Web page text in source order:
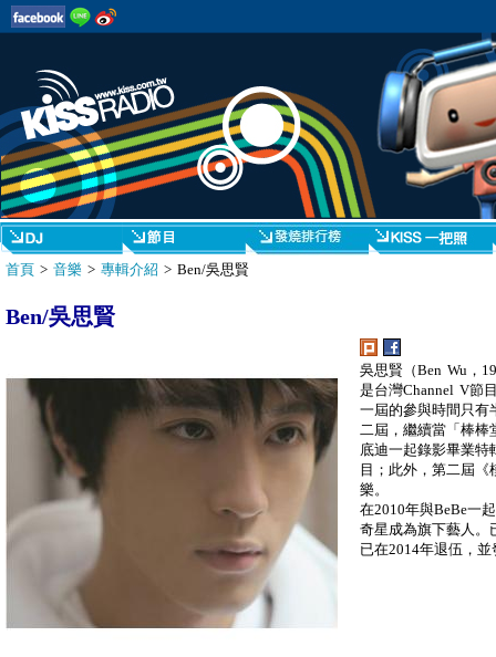
首頁 > 音樂 > 專輯介紹 > Ben/吳思賢
Ben/吳思賢
吳思賢（Ben Wu，
是台灣Channel V節
一屆的參與時間只有
二屆，繼續當「棒棒
底迪一起錄影畢業特
目；此外，第二屆
樂。
在2010年與BeBe一
奇星成為旗下藝人。
已在2014年退伍，